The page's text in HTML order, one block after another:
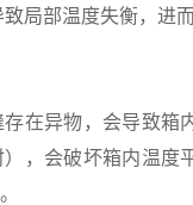
局部温度失衡，进
在异物，会导致
，会破坏箱内温